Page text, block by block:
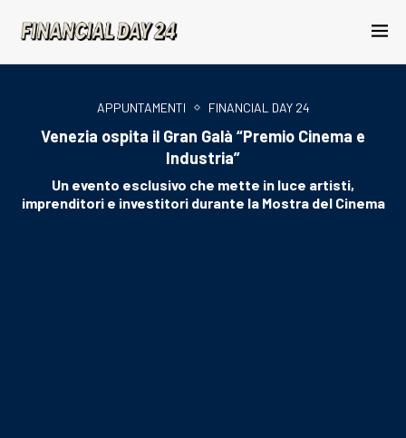
APPUNTAMENTI FINANCIAL DAY 24
Venezia ospita il Gran Galà “Premio Cinema e
Industria”
Un evento esclusivo che mette in luce artisti,
imprenditori e investitori durante la Mostra del Cinema